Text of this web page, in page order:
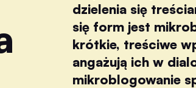
dzielenia się
się form jest
krótkie, treściwe
angażują ich w
mikroblogowanie